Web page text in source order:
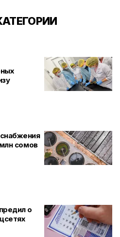
сомов
о